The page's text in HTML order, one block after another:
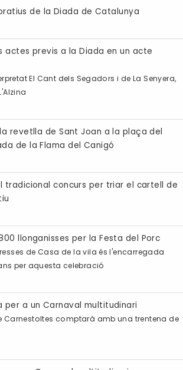
de la Diada de Catalunya
actes previs a la Diada en un acte
El Cant dels Segadors i de La Senyera,
revetlla de Sant Joan a la plaça del
de la Flama del Canigó
tradicional concurs per triar el cartell de
llonganisses per la Festa del Porc
de Casa de la vila és l'encarregada
per aquesta celebració
per a un Carnaval multitudinari
Carnestoltes comptarà amb una trentena de